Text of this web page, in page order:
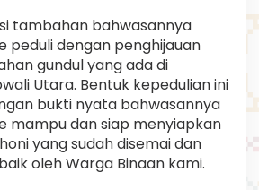
tambahan bahwasannya
peduli dengan penghijauan
gundul yang ada di
Utara. Bentuk kepedulian ini
bukti nyata bahwasannya
mampu dan siap menyiapkan
yang sudah disemai dan
oleh Warga Binaan kami.